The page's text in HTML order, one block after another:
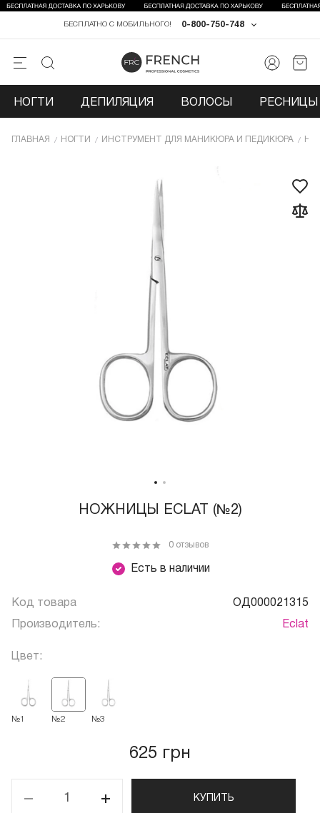
0-800-750-748
БЕСПЛАТНО С МОБИЛЬНОГО!
НОГТИ ДЕПИЛЯЦИЯ ВОЛОСЫ РЕСНИЦЫ
ГЛАВНАЯ НОГТИ ИНCТРУМЕНТ ДЛЯ МАНИКЮРА И ПЕДИКЮРА
НОЖНИЦЫ ECLAT (№2)
Есть в наличии
0 отзывов
Код товара ОД000021315
Производитель: Eclat
Цвет:
№1 №2 №3
625 грн
КУПИТЬ